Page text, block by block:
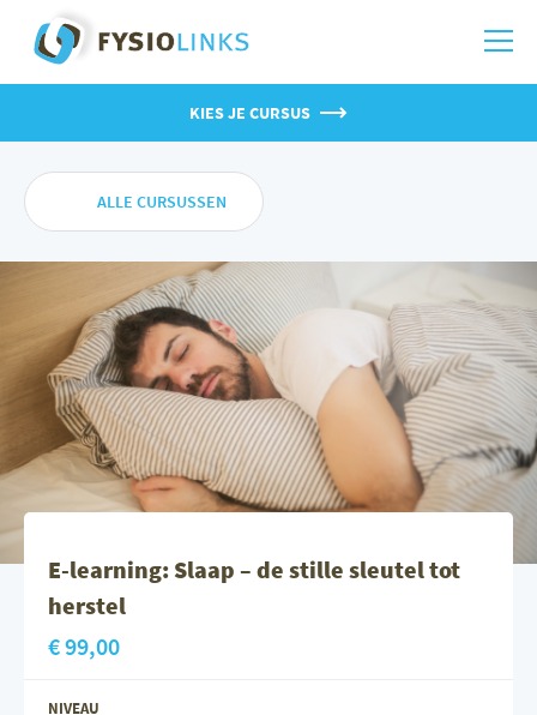
KIES JE CURSUS
ALLE CURSUSSEN
E-learning: Slaap – de stille sleutel tot
herstel
€ 99,00
NIVEAU